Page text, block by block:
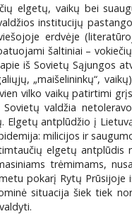
elgetų, vaikų bei
institucijų
erdvėje
šaltiniai –
iš Sovietų Sąjungos
„maišelininkų“,
vilko vaikų patirtimi
valdžia
Elgetų antplūdžio į
milicijos ir
elgetų antplūdis
trėmimams,
pokarį Rytų Prūsijoje
situacija šiek tiek